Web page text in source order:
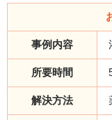
事例内容
所要時間
解決方法